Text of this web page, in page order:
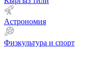
Астрономия
Физкультура и спорт